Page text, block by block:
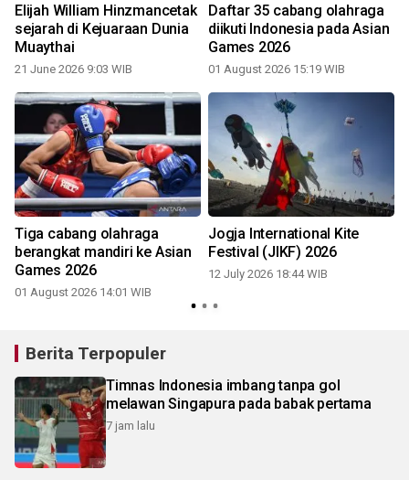
Elijah William Hinzmancetak
sejarah di Kejuaraan Dunia
Muaythai
21 June 2026 9:03 WIB
Daftar 35 cabang olahraga
diikuti Indonesia pada Asian
Games 2026
01 August 2026 15:19 WIB
Tiga cabang olahraga
berangkat mandiri ke Asian
Games 2026
01 August 2026 14:01 WIB
Jogja International Kite
Festival (JIKF) 2026
12 July 2026 18:44 WIB
Berita Terpopuler
Timnas Indonesia imbang tanpa gol
melawan Singapura pada babak pertama
7 jam lalu